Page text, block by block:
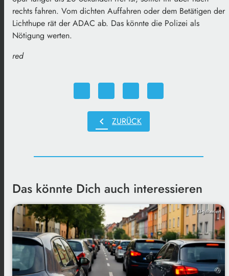
rechts fahren. Vom dichten Auffahren oder dem Betätigen der
Lichthupe rät der ADAC ab. Das könnte die Polizei als
Nötigung werten.
red
chevron_left ZURÜCK
Das könnte Dich auch interessieren
KI-generiert